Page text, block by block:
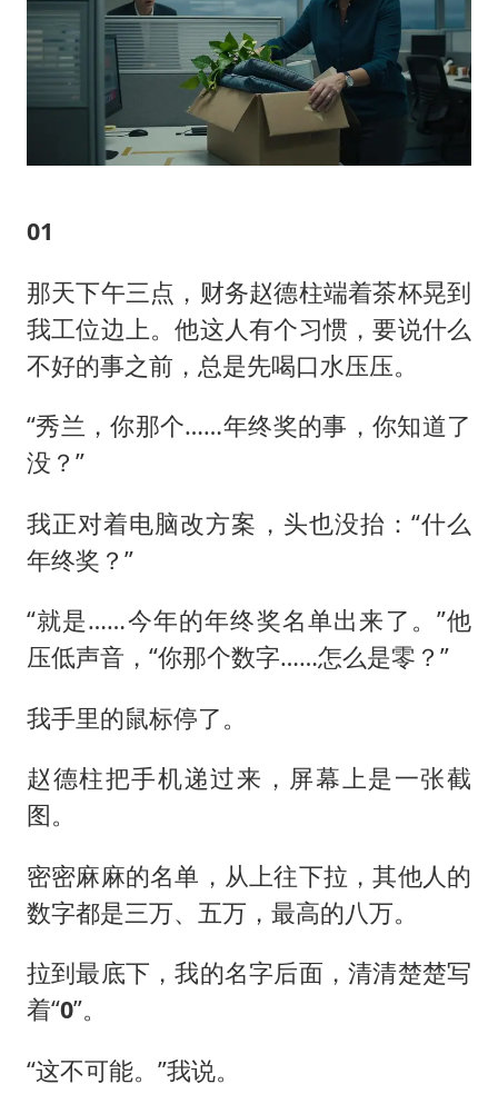
01
那天下午三点，财务赵德柱端着茶杯晃到
我工位边上。他这人有个习惯，要说什么
不好的事之前，总是先喝口水压压。
“秀兰，你那个……年终奖的事，你知道了
没？”
我正对着电脑改方案，头也没抬：“什么
年终奖？”
“就是……今年的年终奖名单出来了。”他
压低声音，“你那个数字……怎么是零？”
我手里的鼠标停了。
赵德柱把手机递过来，屏幕上是一张截
图。
密密麻麻的名单，从上往下拉，其他人的
数字都是三万、五万，最高的八万。
拉到最底下，我的名字后面，清清楚楚写
着“0”。
“这不可能。”我说。